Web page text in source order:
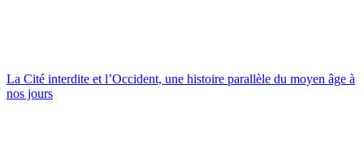
La Cité interdite et l’Occident, une histoire parallèle du moyen âge à
nos jours